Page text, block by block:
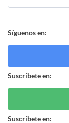
Síguenos en:
Suscríbete en:
Suscríbete en: